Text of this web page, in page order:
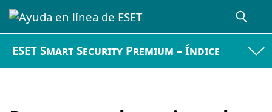
ESET Smart Security Premium – Índice